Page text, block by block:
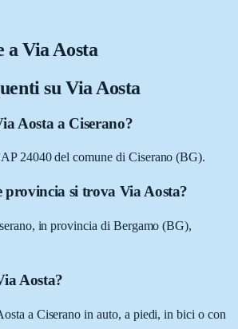
aVia Aosta
su Via Aosta
Aosta a Ciserano?
24040 del comune di Ciserano (BG).
provincia si trova Via Aosta?
in provincia di Bergamo (BG),
Aosta?
a Ciserano in auto, a piedi, in bici o con